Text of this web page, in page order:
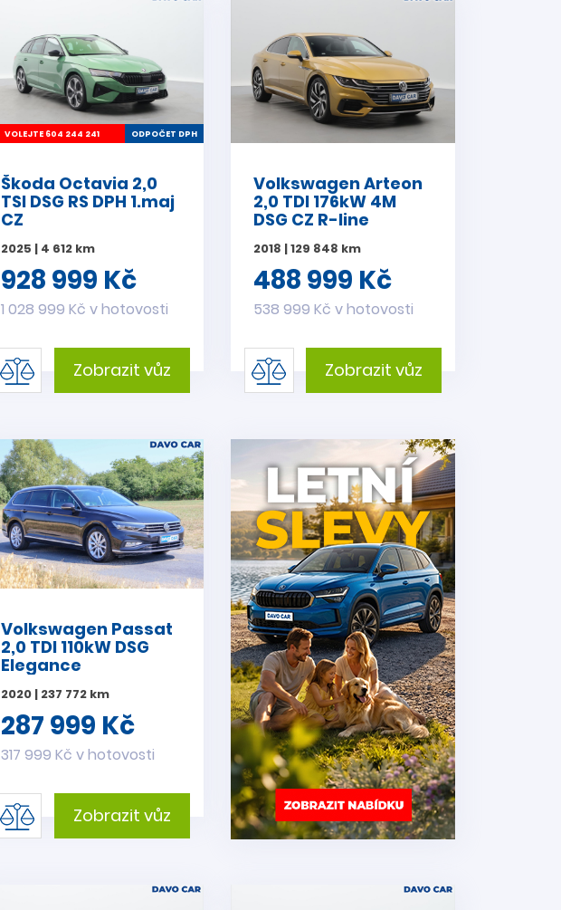
VOLEJTE 604 244 241 ODPOČET DPH
Škoda Octavia 2,0
TSI DSG RS DPH 1.maj
CZ
2025 | 4 612 km
928 999 Kč
1 028 999 Kč v hotovosti
Zobrazit vůz
Volkswagen Arteon
2,0 TDI 176kW 4M
DSG CZ R-line
2018 | 129 848 km
488 999 Kč
538 999 Kč v hotovosti
Zobrazit vůz
Volkswagen Passat
2,0 TDI 110kW DSG
Elegance
2020 | 237 772 km
287 999 Kč
317 999 Kč v hotovosti
Zobrazit vůz